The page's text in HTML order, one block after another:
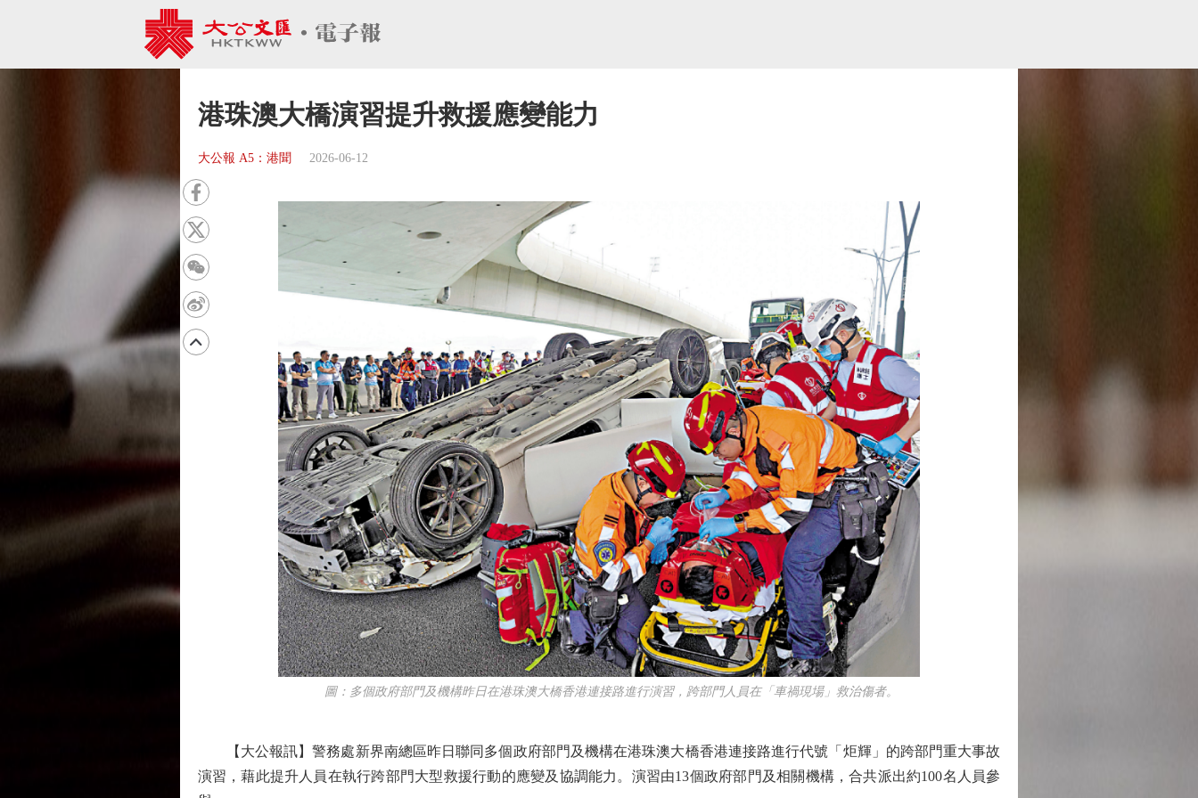
港珠澳大橋演習提升救援應變能力
大公報 A5：港聞 2026-06-12
圖：多個政府部門及機構昨日在港珠澳大橋香港連接路進行演習，跨部門人員在「車禍現場」救治傷者。
【大公報訊】警務處新界南總區昨日聯同多個政府部門及機構在港珠澳大橋香港連接路進行代號「炬輝」的跨部門重大事故
演習，藉此提升人員在執行跨部門大型救援行動的應變及協調能力。演習由13個政府部門及相關機構，合共派出約100名人員參